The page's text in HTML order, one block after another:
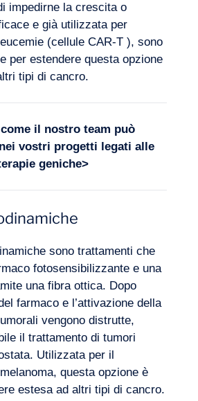
impedirne la crescita o
e già utilizzata per
(cellule CAR-T), sono
per estendere questa opzione
tipi di cancro.
il nostro team può
vostri progetti legati alle
geniche>
sono trattamenti che
fotosensibilizzante e una
una fibra ottica. Dopo
farmaco e l’attivazione della
vengono distrutte,
il trattamento di tumori
Utilizzata per il
questa opzione è
estesa ad altri tipi di cancro.